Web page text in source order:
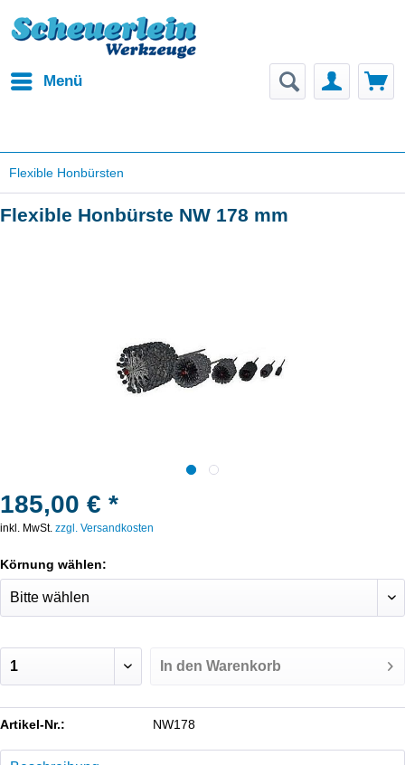
Menü
Flexible Honbürsten
Flexible Honbürste NW 178 mm
185,00 € *
inkl. MwSt. zzgl. Versandkosten
Körnung wählen:
In den Warenkorb
Artikel-Nr.: NW178